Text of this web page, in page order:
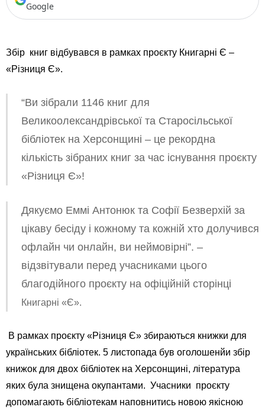
Google
Збір книг відбувався в рамках проєкту Книгарні Є –
«Різниця Є».
“Ви зібрали 1146 книг для
Великоолександрівської та Старосільської
бібліотек на Херсонщині – це рекордна
кількість зібраних книг за час існування проєкту
«Різниця Є»!
Дякуємо Еммі Антонюк та Софії Безверхій за
цікаву бесіду і кожному та кожній хто долучився
офлайн чи онлайн, ви неймовірні”. –
відзвітували перед учасниками цього
благодійного проєкту на офіційній сторінці
Книгарні «Є».
В рамках проєкту «Різниця Є» збираються книжки для
українських бібліотек. 5 листопада був оголошенйи збір
книжок для двох бібліотек на Херсонщині, література
яких була знищена окупантами. Учасники проєкту
допомагають бібліотекам наповнитись новою якісною